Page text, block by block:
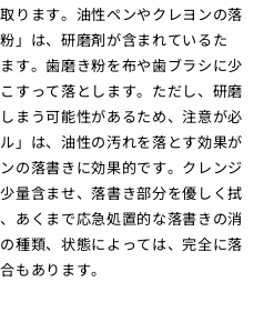
ります。油性ペンやクレヨンの落
」は、研磨剤が含まれているた
す。歯磨き粉を布や歯ブラシに少
すって落とします。ただし、研磨
まう可能性があるため、注意が必
」は、油性の汚れを落とす効果が
の落書きに効果的です。クレンジ
量含ませ、落書き部分を優しく拭
あくまで応急処置的な落書きの消
種類、状態によっては、完全に落
もあります。